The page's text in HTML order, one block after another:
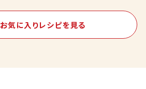
お気に入りレシピを見る